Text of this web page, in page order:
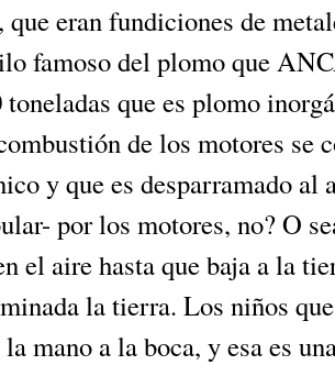
que eran fundiciones de
famoso del plomo que
que es plomo
de los motores se
y que es desparramado al
por los motores, no? O
el aire hasta que baja a la
la tierra. Los niños
mano a la boca, y esa es